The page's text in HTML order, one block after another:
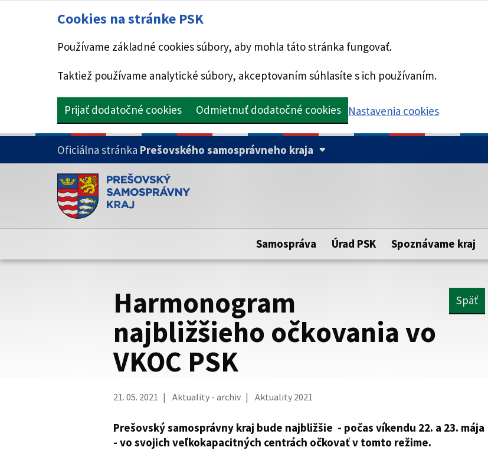
Cookies na stránke PSK
Používame základné cookies súbory, aby mohla táto stránka fungovať.
Taktiež používame analytické súbory, akceptovaním súhlasíte s ich používaním.
Prijať dodatočné cookies Odmietnuť dodatočné cookies Nastavenia cookies
PRESKOČIŤ NA HLAVNÝ OBSAH
Oficiálna stránka Prešovského samosprávneho kraja
Doména psk.sk je oficiálna
Toto je oficiálna webová stránka Prešovského samosprávneho kraja.
Táto stránka je
zabezpečenú
https:// pred
Samospráva Úrad PSK Spoznávame kraj
Harmonogram
najbližšieho očkovania vo
VKOC PSK
Späť
21. 05. 2021 Aktuality - archiv Aktuality 2021
Prešovský samosprávny kraj bude najbližšie - počas víkendu 22. a 23. mája
- vo svojich veľkokapacitných centrách očkovať v tomto režime.